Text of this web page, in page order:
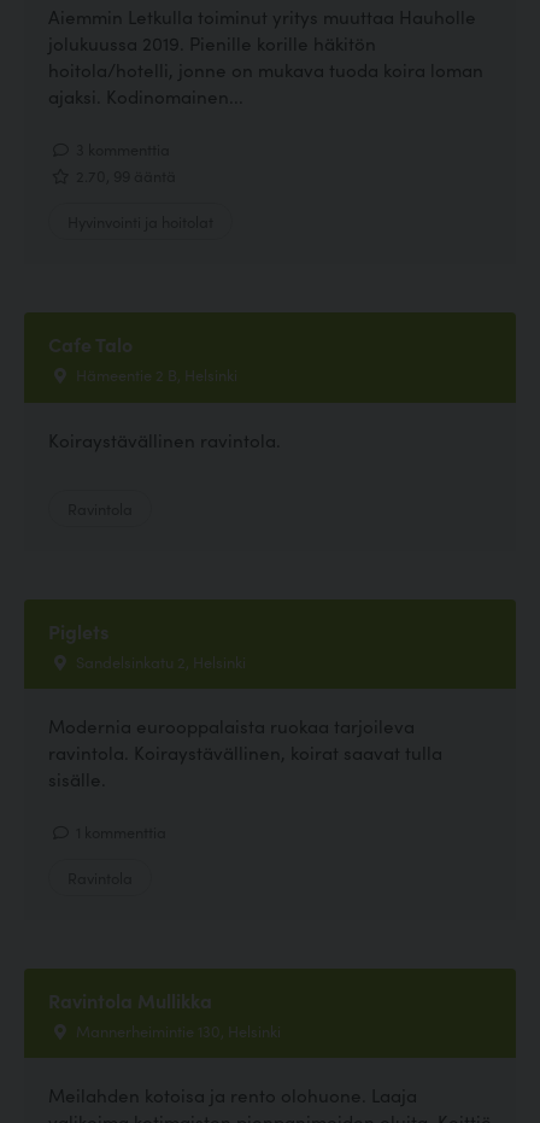
Aiemmin Letkulla toiminut yritys muuttaa Hauholle
jolukuussa 2019. Pienille korille häkitön
hoitola/hotelli, jonne on mukava tuoda koira loman
ajaksi. Kodinomainen...
Cafe Talo
Hämeentie 2 B, Helsinki
Koiraystävällinen ravintola.
Piglets
Sandelsinkatu 2, Helsinki
Modernia eurooppalaista ruokaa tarjoileva
ravintola. Koiraystävällinen, koirat saavat tulla
sisälle.
Ravintola Mullikka
Mannerheimintie 130, Helsinki
Meilahden kotoisa ja rento olohuone. Laaja